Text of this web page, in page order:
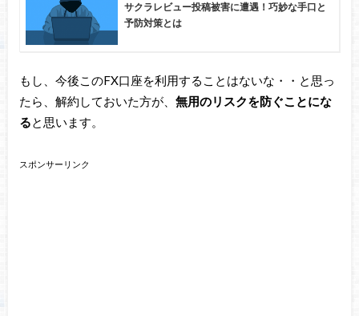
サクラレビュー投稿被害に遭遇！巧妙な手口と
予防対策とは
もし、今後このFX口座を利用することはないな・・と思っ
たら、解約しておいた方が、 無用のリスクを防ぐことにな
ると思います。
スポンサーリンク